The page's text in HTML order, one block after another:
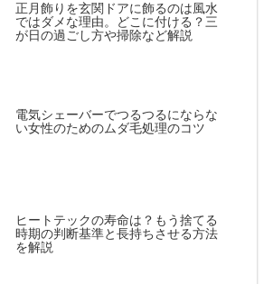
正月飾りを玄関ドアに飾るのは風水
ではダメな理由。どこに付ける？三
が日の過ごし方や掃除など解説
電気シェーバーでつるつるにならな
い女性のためのムダ毛処理のコツ
ヒートテックの寿命は？もう捨てる
時期の判断基準と長持ちさせる方法
を解説